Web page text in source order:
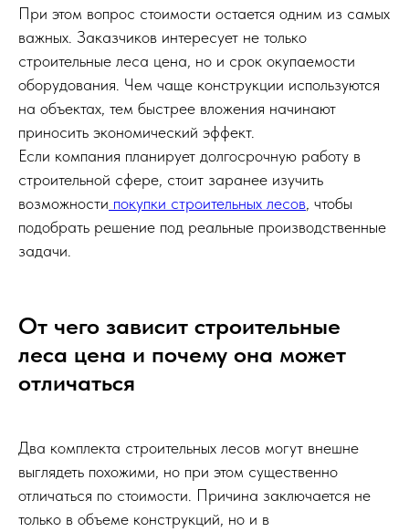
При этом вопрос стоимости остается одним из самых
важных. Заказчиков интересует не только
строительные леса цена, но и срок окупаемости
оборудования. Чем чаще конструкции используются
на объектах, тем быстрее вложения начинают
приносить экономический эффект.
Если компания планирует долгосрочную работу в
строительной сфере, стоит заранее изучить
возможности покупки строительных лесов, чтобы
подобрать решение под реальные производственные
задачи.
От чего зависит строительные
леса цена и почему она может
отличаться
Два комплекта строительных лесов могут внешне
выглядеть похожими, но при этом существенно
отличаться по стоимости. Причина заключается не
только в объеме конструкций, но и в